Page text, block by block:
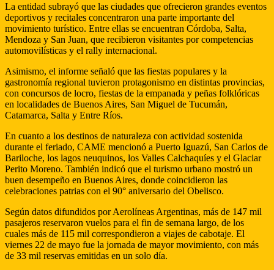
La entidad subrayó que las ciudades que ofrecieron grandes eventos
deportivos y recitales concentraron una parte importante del
movimiento turístico. Entre ellas se encuentran Córdoba, Salta,
Mendoza y San Juan, que recibieron visitantes por competencias
automovilísticas y el rally internacional.
Asimismo, el informe señaló que las fiestas populares y la
gastronomía regional tuvieron protagonismo en distintas provincias,
con concursos de locro, fiestas de la empanada y peñas folklóricas
en localidades de Buenos Aires, San Miguel de Tucumán,
Catamarca, Salta y Entre Ríos.
En cuanto a los destinos de naturaleza con actividad sostenida
durante el feriado, CAME mencionó a Puerto Iguazú, San Carlos de
Bariloche, los lagos neuquinos, los Valles Calchaquíes y el Glaciar
Perito Moreno. También indicó que el turismo urbano mostró un
buen desempeño en Buenos Aires, donde coincidieron las
celebraciones patrias con el 90° aniversario del Obelisco.
Según datos difundidos por Aerolíneas Argentinas, más de 147 mil
pasajeros reservaron vuelos para el fin de semana largo, de los
cuales más de 115 mil correspondieron a viajes de cabotaje. El
viernes 22 de mayo fue la jornada de mayor movimiento, con más
de 33 mil reservas emitidas en un solo día.